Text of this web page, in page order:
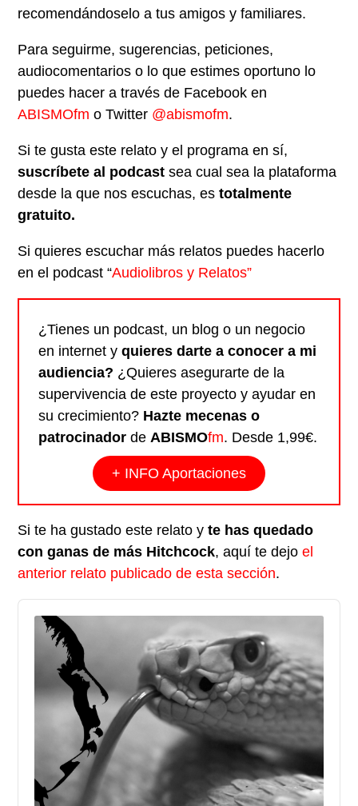
recomendándoselo a tus amigos y familiares.
Para seguirme, sugerencias, peticiones,
audiocomentarios o lo que estimes oportuno lo
puedes hacer a través de Facebook en
ABISMOfm o Twitter @abismofm.
Si te gusta este relato y el programa en sí,
suscríbete al podcastsea cual sea la plataforma
desde la que nos escuchas, estotalmente
gratuito.
Si quieres escuchar más relatos puedes hacerlo
en el podcast “Audiolibros y Relatos”
¿Tienes un podcast, un blog o un negocio
en internet yquieres darte a conocer a mi
audiencia? ¿Quieres asegurarte de la
supervivencia de este proyecto y ayudar en
su crecimiento? Hazte mecenas o
patrocinador deABISMOfm. Desde 1,99€.
+ INFO Aportaciones
Si te ha gustado este relato yte has quedado
con ganas de más Hitchcock, aquí te dejoel
anterior relato publicado de esta sección.
Audio
Player